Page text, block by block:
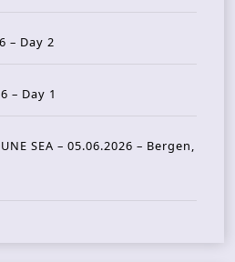
– Day 2
– Day 1
SEA – 05.06.2026 – Bergen,